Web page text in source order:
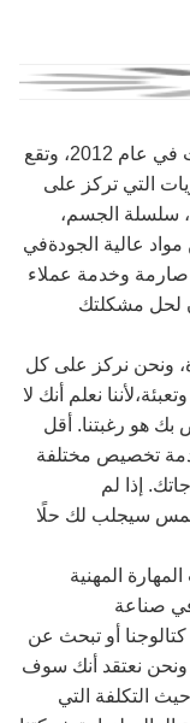
شركة شنزن للقمر الذهبي للتجارة، تأسست في عام 2012، وتقع
التي تركز على
سلسلة الجسم،
عالية الجودةفي
وخدمة عملاء
لحل مشكلتك
ونحن نركز على كل
نعلم أنك لا
بك هو رغبتنا. أقل
تخصيص مختلفة
إذا لم
سيجلب لك حلًا
المهنية
في صناعة
أو تبحث عن
ونحن نعتقد أنك سوف
التكلفة التي